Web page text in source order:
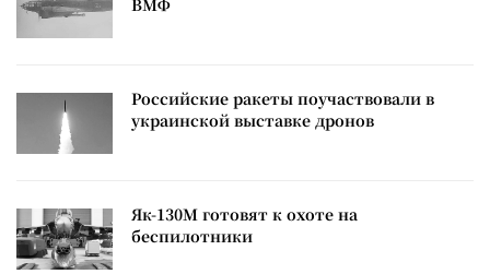
Российские ракеты поучаствовали в
украинской выставке дронов
Як-130М готовят к охоте на
беспилотники